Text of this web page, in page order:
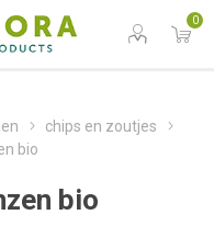
0
chips en zoutjes
bio
bio